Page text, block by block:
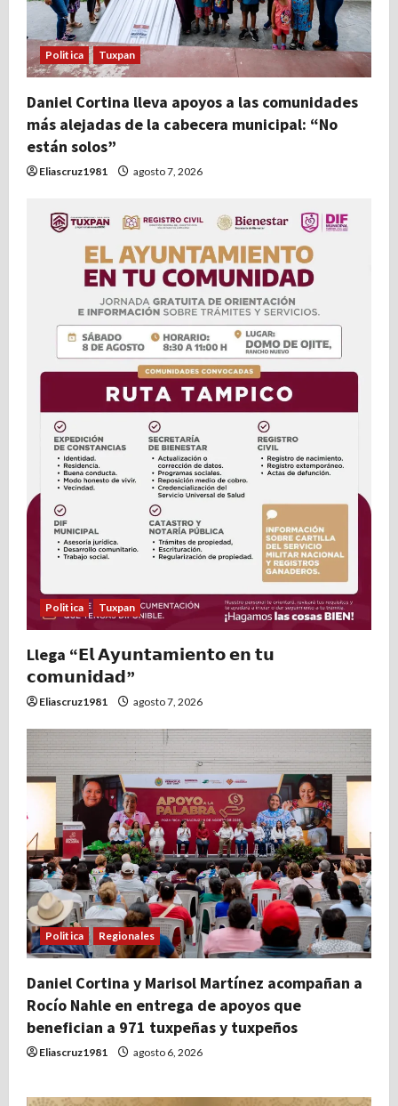
e
e
n
t
r
Politica Tuxpan
Daniel Cortina lleva apoyos a las comunidades
más alejadas de la cabecera municipal: “No
están solos”
Eliascruz1981 agosto 7, 2026
Politica Tuxpan
Llega “𝗘𝗹 𝗔𝘆𝘂𝗻𝘁𝗮𝗺𝗶𝗲𝗻𝘁𝗼 𝗲𝗻 𝘁𝘂
𝗰𝗼𝗺𝘂𝗻𝗶𝗱𝗮𝗱”
Eliascruz1981 agosto 7, 2026
Politica Regionales
Daniel Cortina y Marisol Martínez acompañan a
Rocío Nahle en entrega de apoyos que
benefician a 971 tuxpeñas y tuxpeños
Eliascruz1981 agosto 6, 2026